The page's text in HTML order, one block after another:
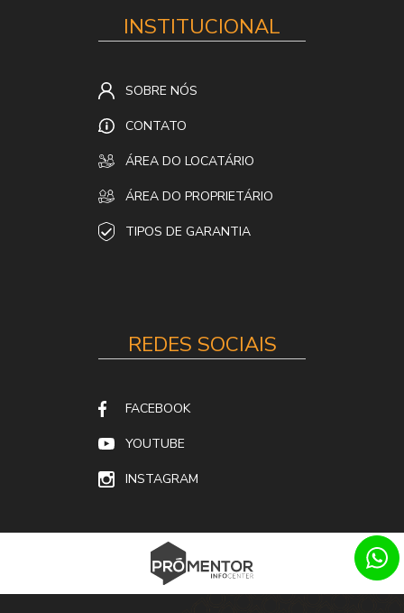
INSTITUCIONAL
SOBRE NÓS
CONTATO
ÁREA DO LOCATÁRIO
ÁREA DO PROPRIETÁRIO
TIPOS DE GARANTIA
REDES SOCIAIS
FACEBOOK
YOUTUBE
INSTAGRAM
SITES PARA IMOBILIÁRIAS